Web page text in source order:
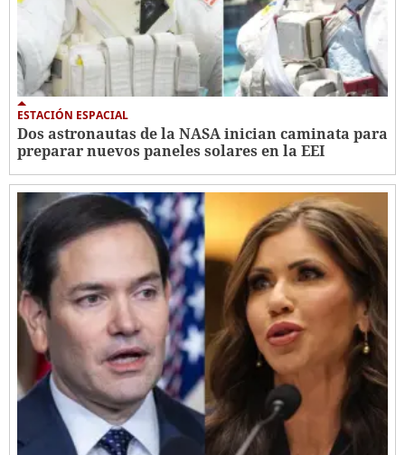
ESTACIÓN ESPACIAL
Dos astronautas de la NASA inician caminata para
preparar nuevos paneles solares en la EEI